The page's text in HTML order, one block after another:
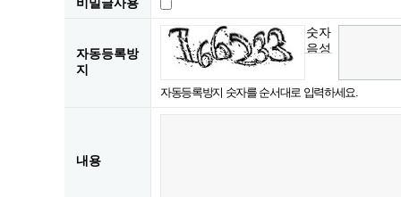
자동등록방
지
숫자
음성
자동등록방지 숫자를 순서대로 입력하세요.
내용